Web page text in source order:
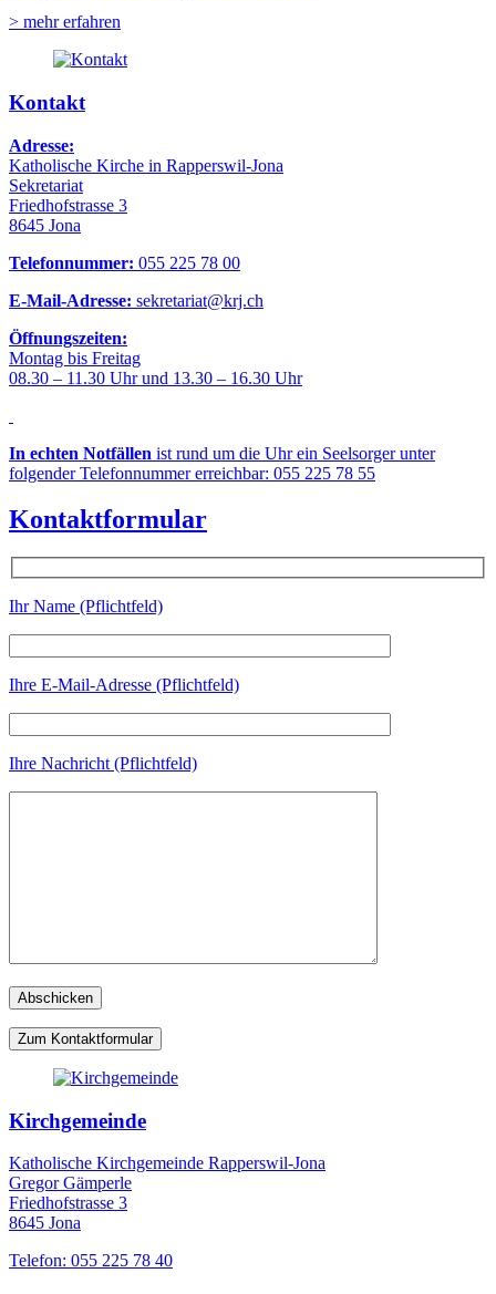
> mehr erfahren
Kontakt
Adresse:
Katholische Kirche in Rapperswil-Jona
Sekretariat
Friedhofstrasse 3
8645 Jona
Telefonnummer: 055 225 78 00
E-Mail-Adresse: sekretariat@krj.ch
Öffnungszeiten:
Montag bis Freitag
08.30 – 11.30 Uhr und 13.30 – 16.30 Uhr
In echten Notfällen ist rund um die Uhr ein Seelsorger unter
folgender Telefonnummer erreichbar: 055 225 78 55
Kontaktformular
Ihr Name (Pflichtfeld)
Ihre E-Mail-Adresse (Pflichtfeld)
Ihre Nachricht (Pflichtfeld)
Zum Kontaktformular
Kirchgemeinde
Katholische Kirchgemeinde Rapperswil-Jona
Gregor Gämperle
Friedhofstrasse 3
8645 Jona
Telefon: 055 225 78 40